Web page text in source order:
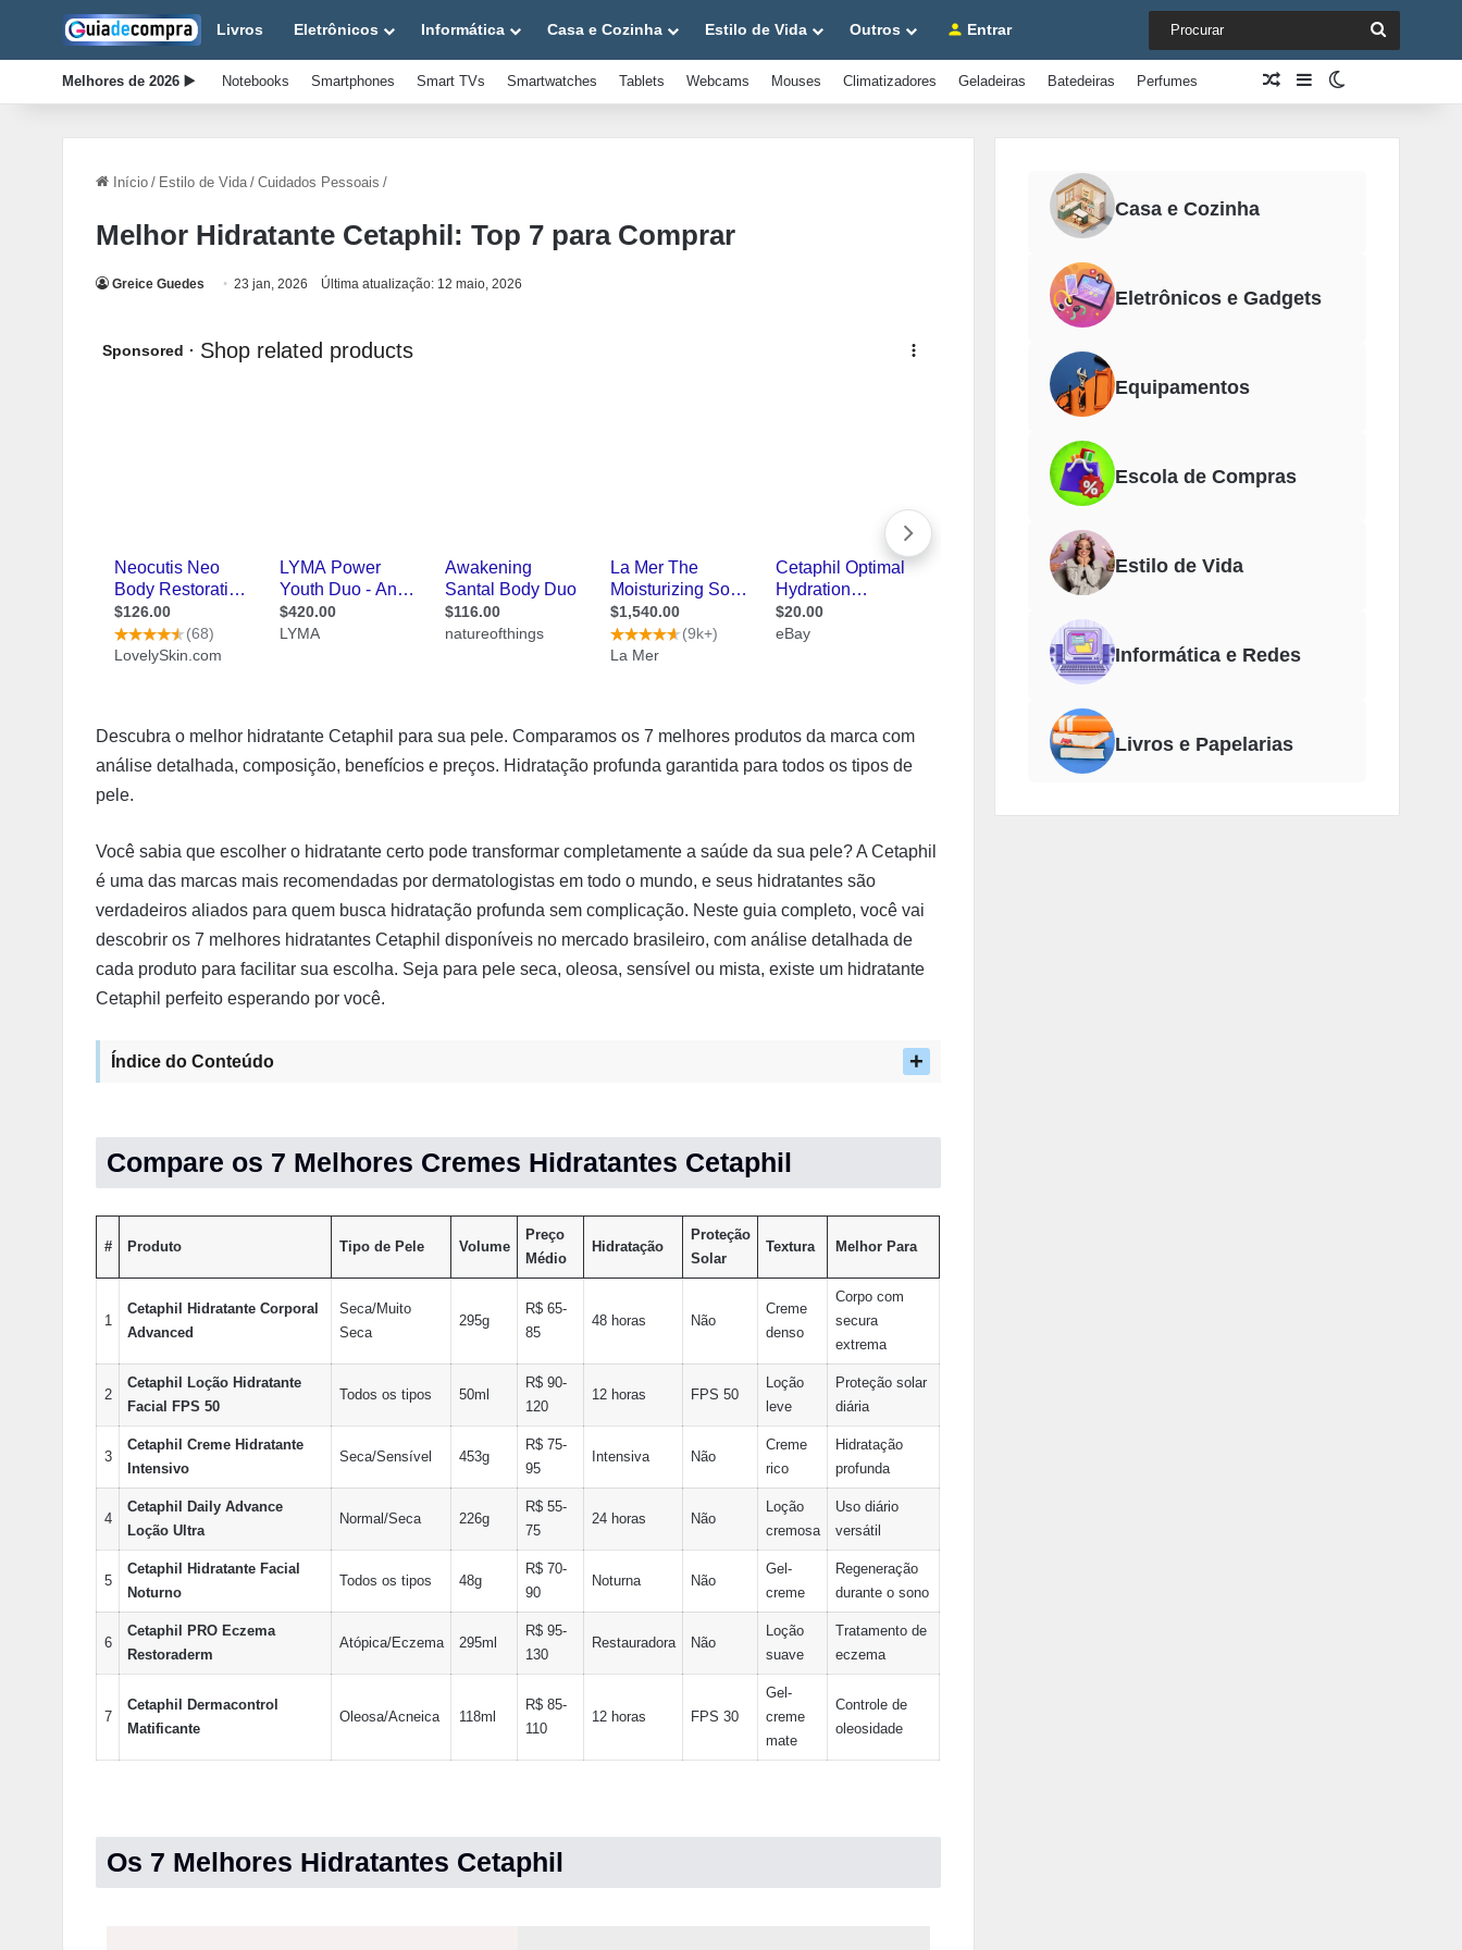
Livros Eletrônicos Informática Casa e Cozinha Estilo de Vida Outros Entrar
Melhores de 2026 ▶️ Notebooks Smartphones Smart TVs Smartwatches Tablets Webcams Mouses Climatizadores Geladeiras Batedeiras Perfumes Artigo aleatório
Barra Lateral
Início / Estilo de Vida / Cuidados Pessoais /
Melhor Hidratante Cetaphil: Top 7 para Comprar
Greice Guedes 23 jan, 2026 Última atualização: 12 maio, 2026
Descubra o melhor hidratante Cetaphil para sua pele. Comparamos os 7 melhores produtos da marca com
análise detalhada, composição, benefícios e preços. Hidratação profunda garantida para todos os tipos de
pele.
Você sabia que escolher o hidratante certo pode transformar completamente a saúde da sua pele? A Cetaphil
é uma das marcas mais recomendadas por dermatologistas em todo o mundo, e seus hidratantes são
verdadeiros aliados para quem busca hidratação profunda sem complicação. Neste guia completo, você vai
descobrir os 7 melhores hidratantes Cetaphil disponíveis no mercado brasileiro, com análise detalhada de
cada produto para facilitar sua escolha. Seja para pele seca, oleosa, sensível ou mista, existe um hidratante
Cetaphil perfeito esperando por você.
Índice do Conteúdo
Compare os 7 Melhores Cremes Hidratantes Cetaphil
# Produto Tipo de Pele Volume
Preço
Médio
Hidratação
Proteção
Solar
Textura Melhor Para
1
Cetaphil Hidratante Corporal
Advanced
Seca/Muito
Seca
295g
R$ 65-
85
48 horas Não
Creme
denso
Corpo com
secura
extrema
2
Cetaphil Loção Hidratante
Facial FPS 50
Todos os tipos 50ml
R$ 90-
120
12 horas FPS 50
Loção
leve
Proteção solar
diária
3
Cetaphil Creme Hidratante
Intensivo
Seca/Sensível 453g
R$ 75-
95
Intensiva Não
Creme
rico
Hidratação
profunda
4
Cetaphil Daily Advance
Loção Ultra
Normal/Seca 226g
R$ 55-
75
24 horas Não
Loção
cremosa
Uso diário
versátil
5
Cetaphil Hidratante Facial
Noturno
Todos os tipos 48g
R$ 70-
90
Noturna Não
Gel-
creme
Regeneração
durante o sono
6
Cetaphil PRO Eczema
Restoraderm
Atópica/Eczema 295ml
R$ 95-
130
Restauradora Não
Loção
suave
Tratamento de
eczema
7
Cetaphil Dermacontrol
Matificante
Oleosa/Acneica 118ml
R$ 85-
110
12 horas FPS 30
Gel-
creme
mate
Controle de
oleosidade
Os 7 Melhores Hidratantes Cetaphil
Casa e Cozinha
Eletrônicos e Gadgets
Equipamentos
Escola de Compras
Estilo de Vida
Informática e Redes
Livros e Papelarias